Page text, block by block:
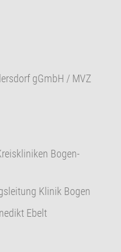
gGmbH / MVZ
Bogen-
Klinik Bogen
Ebelt